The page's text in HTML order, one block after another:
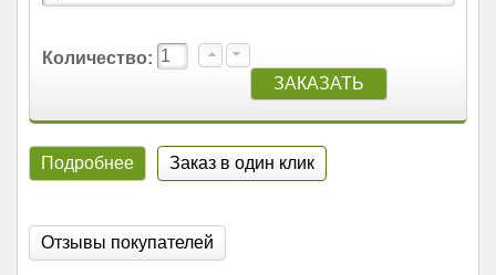
Количество:
Подробнее Заказ в один клик
Отзывы покупателей